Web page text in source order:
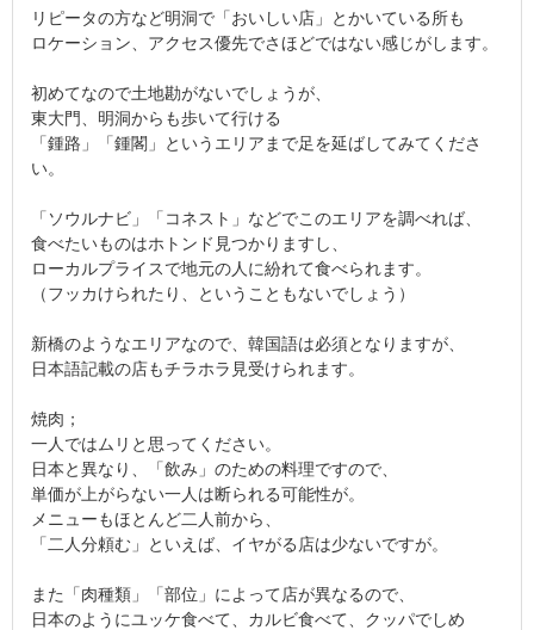
リピータの方など明洞で「おいしい店」とかいている所も
ロケーション、アクセス優先でさほどではない感じがします。
初めてなので土地勘がないでしょうが、
東大門、明洞からも歩いて行ける
「鍾路」「鍾閣」というエリアまで足を延ばしてみてくださ
い。
「ソウルナビ」「コネスト」などでこのエリアを調べれば、
食べたいものはホトンド見つかりますし、
ローカルプライスで地元の人に紛れて食べられます。
（フッカけられたり、ということもないでしょう）
新橋のようなエリアなので、韓国語は必須となりますが、
日本語記載の店もチラホラ見受けられます。
焼肉；
一人ではムリと思ってください。
日本と異なり、「飲み」のための料理ですので、
単価が上がらない一人は断られる可能性が。
メニューもほとんど二人前から、
「二人分頼む」といえば、イヤがる店は少ないですが。
また「肉種類」「部位」によって店が異なるので、
日本のようにユッケ食べて、カルビ食べて、クッパでしめ